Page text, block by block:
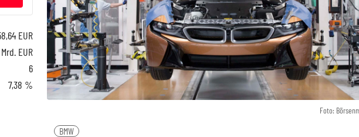
Foto:
BMW
EUR
EUR
6
7,38 %